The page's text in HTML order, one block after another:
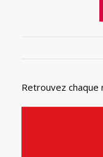
Retrouvez chaque